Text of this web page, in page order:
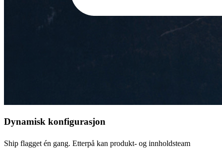
Dynamisk konfigurasjon
Ship flagget én gang. Etterpå kan produkt- og innholdsteam